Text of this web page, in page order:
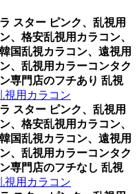
スター ピンク、乱視用
、格安乱視用カラコン、
国乱視カラコン、遠視用
、乱視用カラーコンタク
専門店のフチあり 乱視
視用カラコン
スター ピンク、乱視用
、格安乱視用カラコン、
国乱視カラコン、遠視用
、乱視用カラーコンタク
専門店のフチなし 乱視
視用カラコン